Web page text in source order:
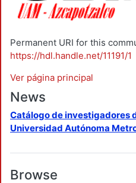
Permanent URI for this
https://hdl.handle.net/11191/1
Ver página principal
News
Catálogo de investigadores
Universidad Autónoma
Browse